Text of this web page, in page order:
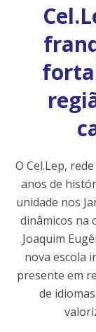
O Cel.Lep,
anos de
unidade nos
dinâmicos na
Joaquim
nova escola
presente em
de